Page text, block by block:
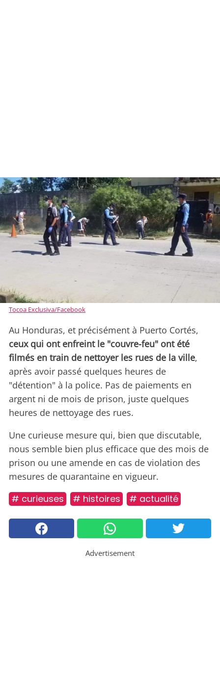
Tocoa Exclusiva/Facebook
Au Honduras, et précisément à Puerto Cortés,
ceux qui ont enfreint le "couvre-feu" ont été
filmés en train de nettoyer les rues de la ville,
après avoir passé quelques heures de
"détention" à la police. Pas de paiements en
argent ni de mois de prison, juste quelques
heures de nettoyage des rues.
Une curieuse mesure qui, bien que discutable,
nous semble bien plus efficace que des mois de
prison ou une amende en cas de violation des
mesures de quarantaine en vigueur.
# curieuses # histoires # actualité
Advertisement